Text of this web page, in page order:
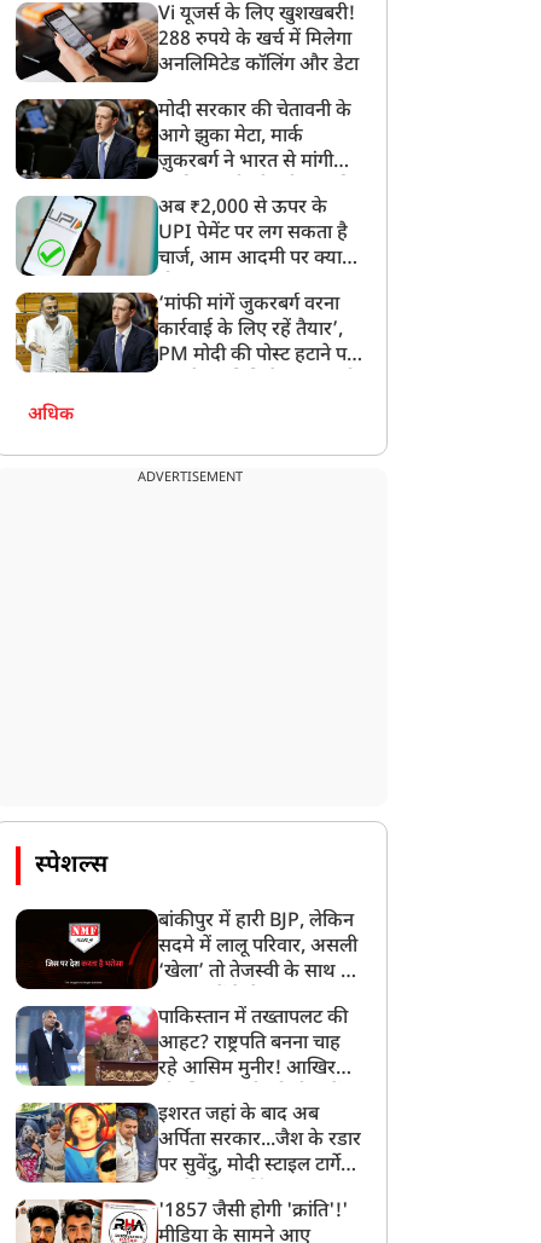
गया
Vi यूजर्स के लिए खुशखबरी!
288 रुपये के खर्च में मिलेगा
अनलिमिटेड कॉलिंग और डेटा
मोदी सरकार की चेतावनी के
आगे झुका मेटा, मार्क
ज़ुकरबर्ग ने भारत से मांगी
अब ₹2,000 से ऊपर के
UPI पेमेंट पर लग सकता है
चार्ज, आम आदमी पर क्या
‘मांफी मांगें जुकरबर्ग वरना
कार्रवाई के लिए रहें तैयार’,
PM मोदी की पोस्ट हटाने पर
अधिक
ADVERTISEMENT
स्पेशल्स
बांकीपुर में हारी BJP, लेकिन
सदमे में लालू परिवार, असली
‘खेला’ तो तेजस्वी के साथ हो
पाकिस्तान में तख्तापलट की
आहट? राष्ट्रपति बनना चाह
रहे आसिम मुनीर! आखिर
बनाया मोहरा?
इशरत जहां के बाद अब
अर्पिता सरकार...जैश के रडार
पर सुवेंदु, मोदी स्टाइल टार्गेट
बड़ा एक्शन!
'1857 जैसी होगी 'क्रांति'!'
मीडिया के सामने आए